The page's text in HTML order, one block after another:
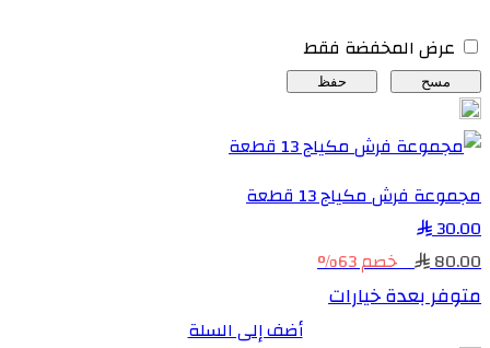
عرض المخفضة فقط
مسح حفظ
مجموعة فرش مكياج 13 قطعة
30.00
80.00
خصم 63%
متوفر بعدة خيارات
أضف إلى السلة